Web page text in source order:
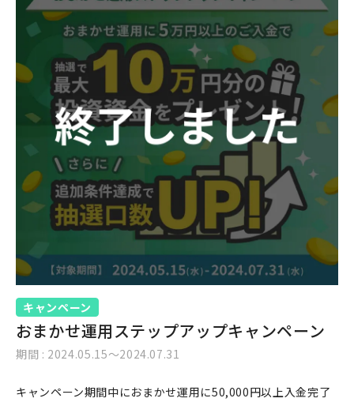
キャンペーン
おまかせ運用ステップアップキャンペーン
期間 : 2024.05.15〜2024.07.31
キャンペーン期間中におまかせ運用に50,000円以上入金完了